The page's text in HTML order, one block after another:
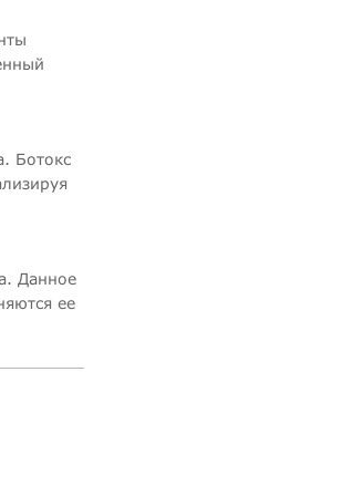
Ботокс
Данное
ее